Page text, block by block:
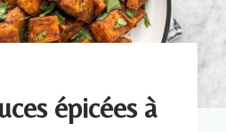
épicées à